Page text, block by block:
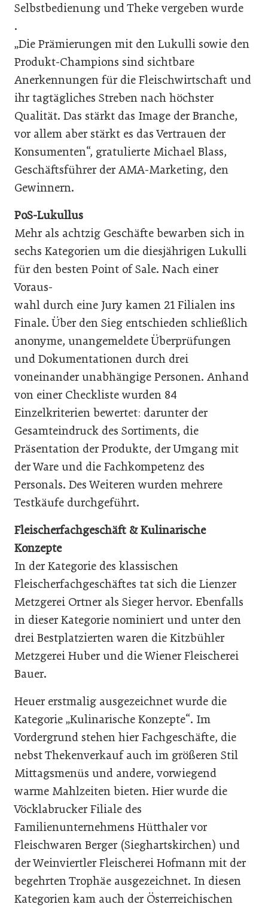
Selbstbedienung und Theke vergeben wurde
.
„Die Prämierungen mit den Lukulli sowie den
Produkt-Champions sind sichtbare
Anerkennungen für die Fleischwirtschaft und
ihr tagtägliches Streben nach höchster
Qualität. Das stärkt das Image der Branche,
vor allem aber stärkt es das Vertrauen der
Konsumenten“, gratulierte Michael Blass,
Geschäftsführer der AMA-Marketing, den
Gewinnern.
PoS-Lukullus
Mehr als achtzig Geschäfte bewarben sich in
sechs Kategorien um die diesjährigen Lukulli
für den besten Point of Sale. Nach einer
Voraus-
wahl durch eine Jury kamen 21 Filialen ins
Finale. Über den Sieg entschieden schließlich
anonyme, unangemeldete Überprüfungen
und Dokumentationen durch drei
voneinander unabhängige Personen. Anhand
von einer Checkliste wurden 84
Einzelkriterien bewertet: darunter der
Gesamteindruck des Sortiments, die
Präsentation der Produkte, der Umgang mit
der Ware und die Fachkompetenz des
Personals. Des Weiteren wurden mehrere
Testkäufe durchgeführt.
Fleischerfachgeschäft & Kulinarische
Konzepte
In der Kategorie des klassischen
Fleischerfachgeschäftes tat sich die Lienzer
Metzgerei Ortner als Sieger hervor. Ebenfalls
in dieser Kategorie nominiert und unter den
drei Bestplatzierten waren die Kitzbühler
Metzgerei Huber und die Wiener Fleischerei
Bauer.
Heuer erstmalig ausgezeichnet wurde die
Kategorie „Kulinarische Konzepte“. Im
Vordergrund stehen hier Fachgeschäfte, die
nebst Thekenverkauf auch im größeren Stil
Mittagsmenüs und andere, vorwiegend
warme Mahlzeiten bieten. Hier wurde die
Vöcklabrucker Filiale des
Familienunternehmens Hütthaler vor
Fleischwaren Berger (Sieghartskirchen) und
der Weinviertler Fleischerei Hofmann mit der
begehrten Trophäe ausgezeichnet. In diesen
Kategorien kam auch der Österreichischen